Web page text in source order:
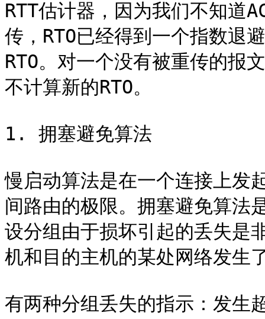
RTT估计器，因为我们不知道
传，RTO已经得到一个指数退
RTO。对一个没有被重传的报
不计算新的RTO。
1. 拥塞避免算法
慢启动算法是在一个连接上发
间路由的极限。拥塞避免算法
设分组由于损坏引起的丢失是
机和目的主机的某处网络发生
有两种分组丢失的指示：发生